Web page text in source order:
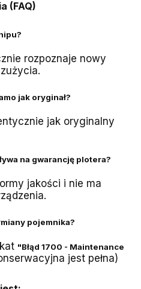
(FAQ)
rozpoznaje nowy
jak oryginał?
jak oryginalny
na gwarancję plotera?
jakości i nie ma
pojemnika?
"Błąd 1700 - Maintenance
jest pełna)